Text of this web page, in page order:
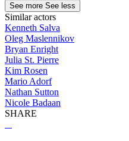
See more See less
Similar actors
Kenneth Salva
Oleg Maslennikov
Bryan Enright
Julia St. Pierre
Kim Rosen
Mario Adorf
Nathan Sutton
Nicole Badaan
SHARE